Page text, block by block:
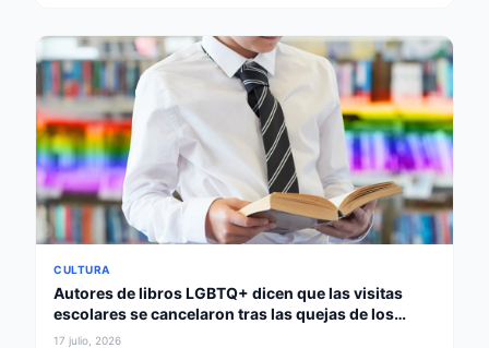
CULTURA
Autores de libros LGBTQ+ dicen que las visitas
escolares se cancelaron tras las quejas de los
padres
17 julio, 2026